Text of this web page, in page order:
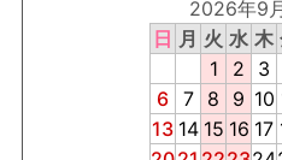
2026年9
日 月 火 水 木
1
2 3
6 7 8 9 10
13 14 15 16 17